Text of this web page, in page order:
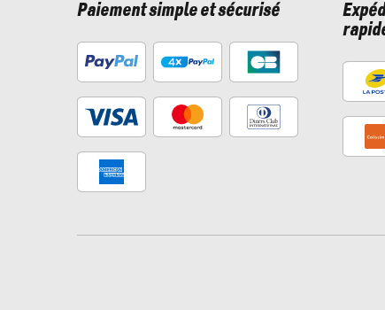
Paiement simple et sécurisé